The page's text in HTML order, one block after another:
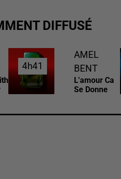
DIFFUSÉ
4h41
4h41
AMEL
BENT
L'amour Ca
Se Donne